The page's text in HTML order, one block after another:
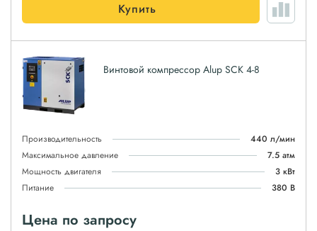
Купить
Винтовой компрессор Alup SCK 4-8
Производительность
440 л/мин
Максимальное давление
7.5 атм
Мощность двигателя
3 кВт
Питание
380 В
Цена по запросу